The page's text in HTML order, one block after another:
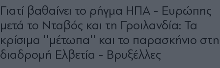
Γιατί βαθαίνει το ρήγμα ΗΠΑ - Ευρώπης
μετά το Νταβός και τη Γροιλανδία: Τα
κρίσιμα ''μέτωπα'' και το παρασκήνιο στη
διαδρομή Ελβετία - Βρυξέλλες